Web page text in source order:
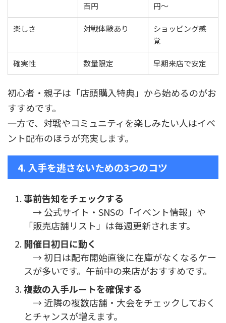
百円
円〜
楽しさ 対戦体験あり
ショッピング感
覚
確実性 数量限定 早期来店で安定
初心者・親子は「店頭購入特典」から始めるのがお
すすめです。
一方で、対戦やコミュニティを楽しみたい人はイベ
ント配布のほうが充実します。
4. 入手を逃さないための3つのコツ
事前告知をチェックする
→ 公式サイト・SNSの「イベント情報」や
「販売店舗リスト」は毎週更新されます。
開催日初日に動く
→ 初日は配布開始直後に在庫がなくなるケー
スが多いです。午前中の来店がおすすめです。
複数の入手ルートを確保する
→ 近隣の複数店舗・大会をチェックしておく
とチャンスが増えます。